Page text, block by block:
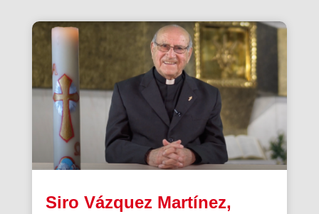
Siro Vázquez Martínez,